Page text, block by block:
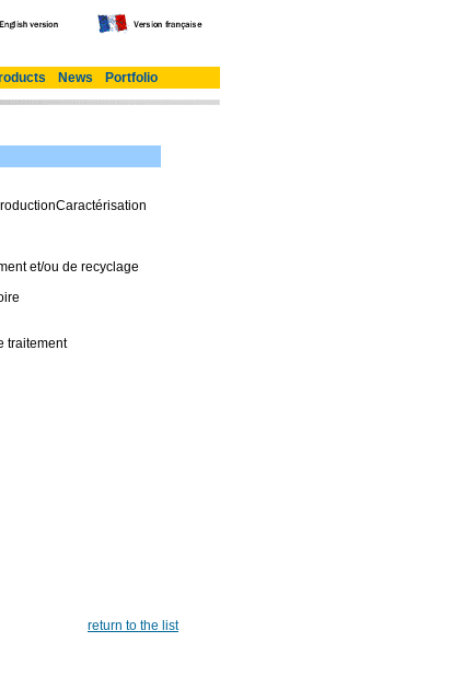
News Portfolio
et/ou de recyclage
traitement
return to the list